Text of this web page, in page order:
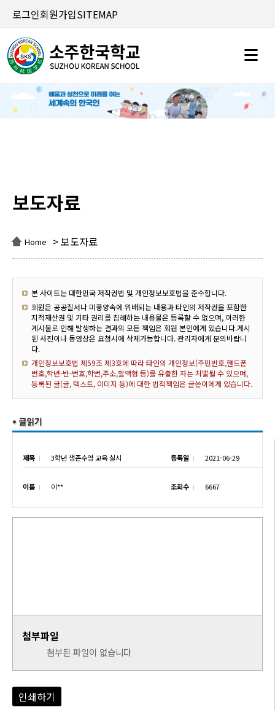
로그인회원가입SITEMAP
보도자료
Home > 보도자료
본 사이트는 대한민국 저작권법 및 개인정보보호법을 준수합니다.
회원은 공공질서나 미풍양속에 위배되는 내용과 타인의 저작권을 포함한
지적재산권 및 기타 권리를 침해하는 내용물은 등록할 수 없으며, 이러한
게시물로 인해 발생하는 결과의 모든 책임은 회원 본인에게 있습니다.게시
된 사진이나 동영상은 요청시에 삭제가능합니다. 관리자에게 문의바랍니
다.
개인정보보호법 제59조 제3호에 따라 타인의 개인정보(주민번호,핸드폰
번호,학년-반-번호,학번,주소,혈액형 등)를 유출한 자는 처벌될 수 있으며,
등록된 글(글, 텍스트, 이미지 등)에 대한 법적책임은 글쓴이에게 있습니다.
제목 3학년 생존수영 교육 실시 등록일 2021-06-29
이름 이** 조회수 6667
첨부파일
첨부된 파일이 없습니다
인쇄하기